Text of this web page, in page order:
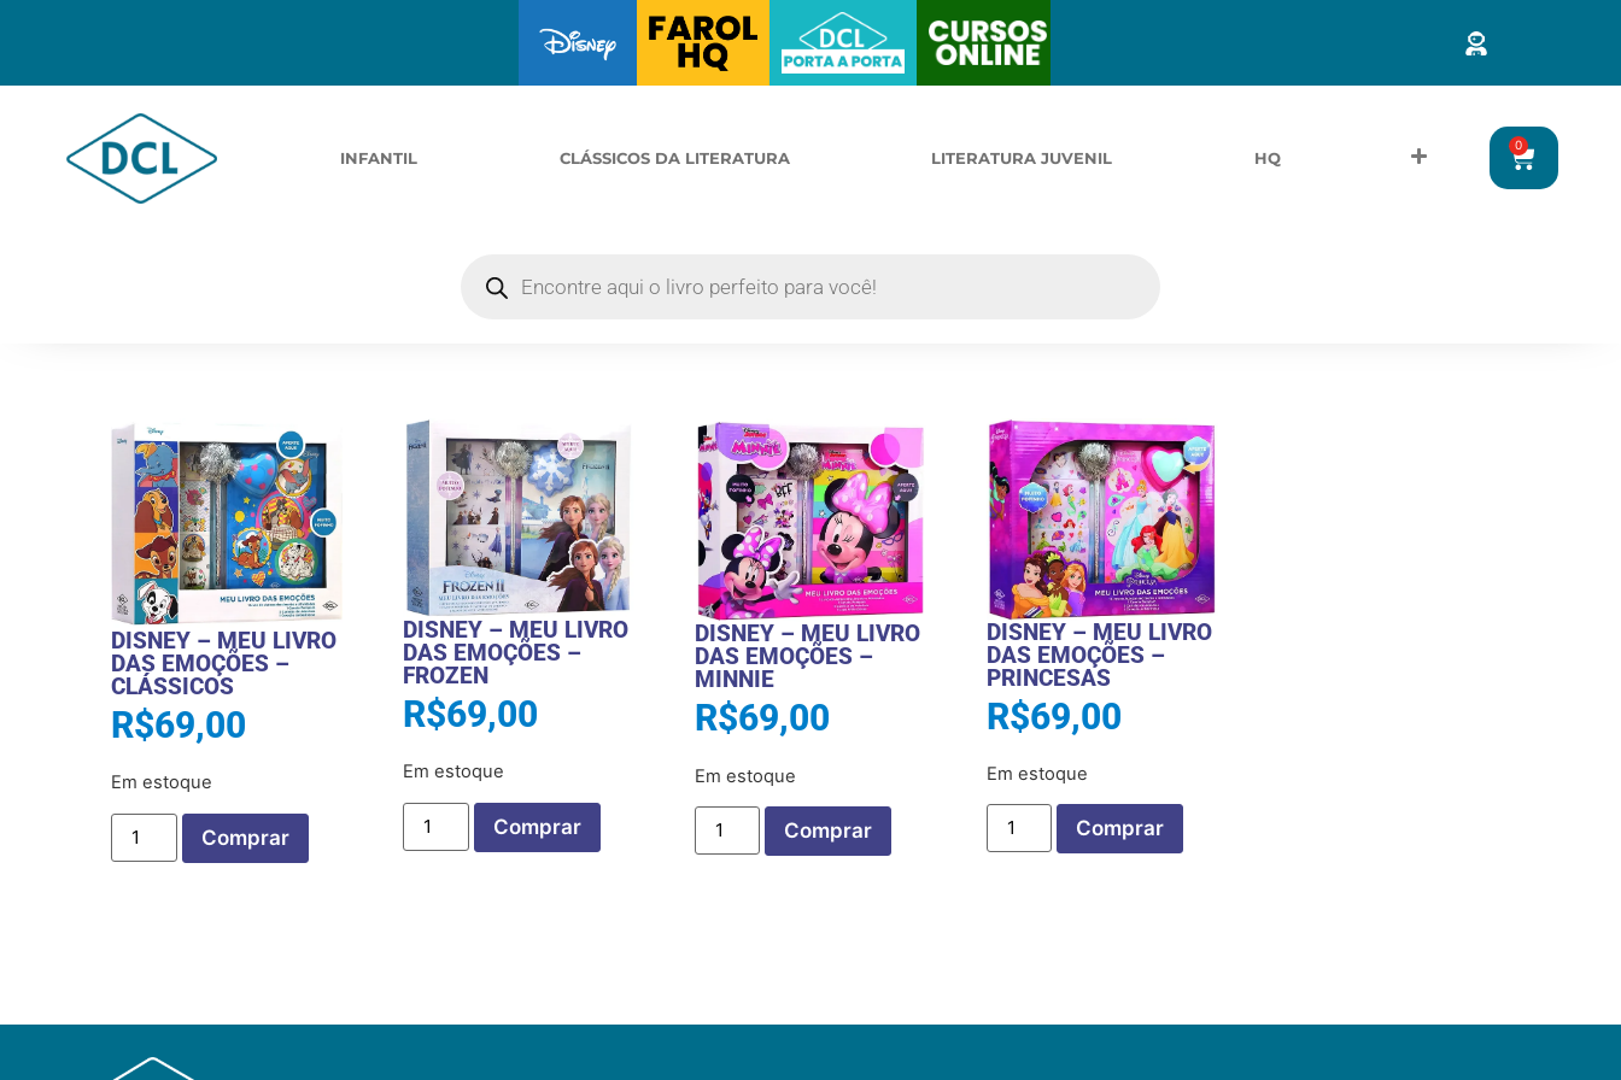
INFANTIL CLÁSSICOS DA LITERATURA LITERATURA JUVENIL HQ
0
DISNEY – MEU LIVRO
DAS EMOÇÕES –
CLÁSSICOS
R$69,00
Em estoque
Comprar
DISNEY – MEU LIVRO
DAS EMOÇÕES –
FROZEN
R$69,00
Em estoque
Comprar
DISNEY – MEU LIVRO
DAS EMOÇÕES –
MINNIE
R$69,00
Em estoque
Comprar
DISNEY – MEU LIVRO
DAS EMOÇÕES –
PRINCESAS
R$69,00
Em estoque
Comprar